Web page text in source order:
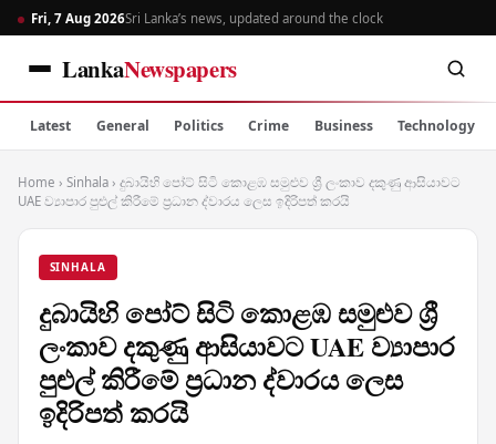
Fri, 7 Aug 2026Sri Lanka’s news, updated around the clock
LankaNewspapers
Latest General Politics Crime Business Technology
Home › Sinhala › දුබායිහි පෝට් සිටි කොළඹ සමුළුව ශ්‍රී ලංකාව දකුණු ආසියාවට
UAE ව්‍යාපාර පුළුල් කිරීමේ ප්‍රධාන ද්වාරය ලෙස ඉදිරිපත් කරයි
SINHALA
දුබායිහි පෝට් සිටි කොළඹ සමුළුව ශ්‍රී
ලංකාව දකුණු ආසියාවට UAE ව්‍යාපාර
පුළුල් කිරීමේ ප්‍රධාන ද්වාරය ලෙස
ඉදිරිපත් කරයි